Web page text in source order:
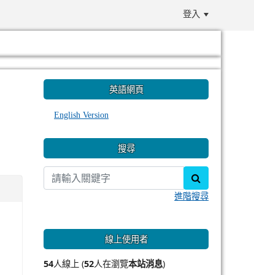
登入
英語網頁
English Version
搜尋
進階搜尋
線上使用者
54人線上 (52人在瀏覽本站消息)